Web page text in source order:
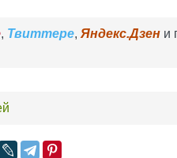
, Твиттере, Яндекс.Дзен и